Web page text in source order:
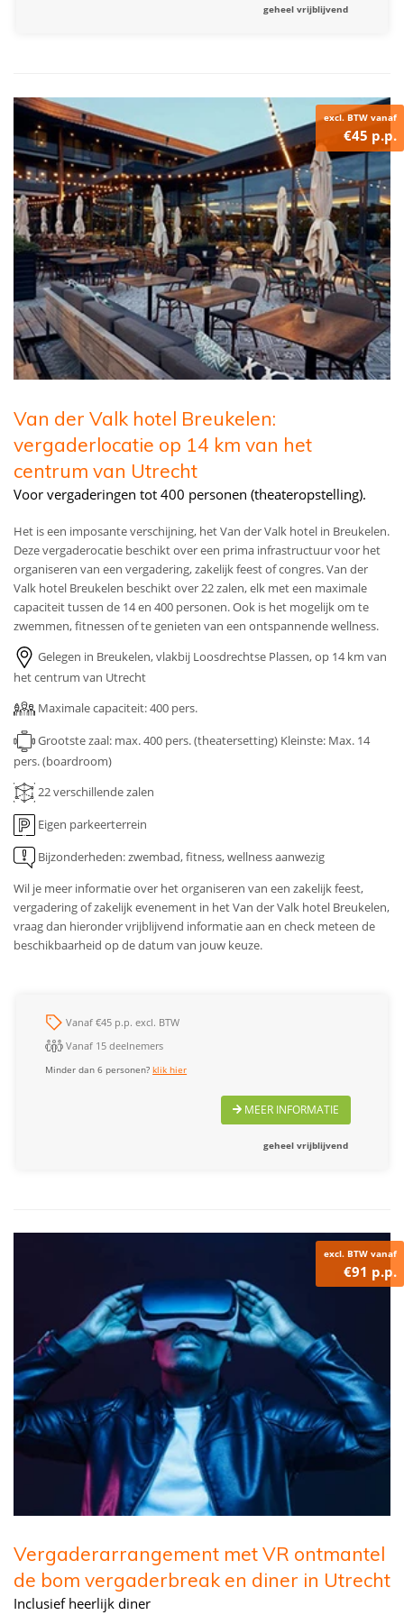
geheel vrijblijvend
excl. BTW vanaf
€45 p.p.
Van der Valk hotel Breukelen:
vergaderlocatie op 14 km van het
centrum van Utrecht
Voor vergaderingen tot 400 personen (theateropstelling).
Het is een imposante verschijning, het Van der Valk hotel in Breukelen.
Deze vergaderocatie beschikt over een prima infrastructuur voor het
organiseren van een vergadering, zakelijk feest of congres. Van der
Valk hotel Breukelen beschikt over 22 zalen, elk met een maximale
capaciteit tussen de 14 en 400 personen. Ook is het mogelijk om te
zwemmen, fitnessen of te genieten van een ontspannende wellness.
Gelegen in Breukelen, vlakbij Loosdrechtse Plassen, op 14 km van
het centrum van Utrecht
Maximale capaciteit: 400 pers.
Grootste zaal: max. 400 pers. (theatersetting) Kleinste: Max. 14
pers. (boardroom)
22verschillende zalen
Eigen parkeerterrein
Bijzonderheden: zwembad, fitness, wellness aanwezig
Wil je meer informatie over het organiseren van een zakelijk feest,
vergadering of zakelijk evenement in het Van der Valk hotel Breukelen,
vraag dan hieronder vrijblijvend informatie aan en check meteen de
beschikbaarheid op de datum van jouw keuze.
Vanaf €45 p.p. excl. BTW
Vanaf 15 deelnemers
Minder dan 6 personen?klik hier
MEER INFORMATIE
geheel vrijblijvend
excl. BTW vanaf
€91 p.p.
Vergaderarrangement met VR ontmantel
de bom vergaderbreak en diner in Utrecht
Inclusief heerlijk diner